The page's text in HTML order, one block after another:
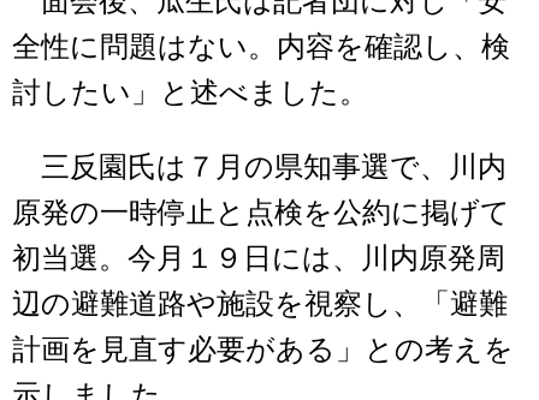
全性に問題はない。内容を確認し、検
討したい」と述べました。
三反園氏は７月の県知事選で、川内
原発の一時停止と点検を公約に掲げて
初当選。今月１９日には、川内原発周
辺の避難道路や施設を視察し、「避難
計画を見直す必要がある」との考えを